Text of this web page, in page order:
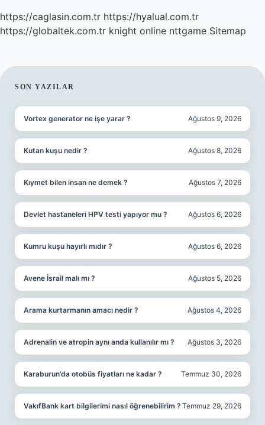
https://caglasin.com.tr https://hyalual.com.tr
https://globaltek.com.tr knight online nttgame Sitemap
SIDEBAR
SON YAZILAR
Vortex generator ne işe yarar ? Ağustos 9, 2026
Kutan kuşu nedir ? Ağustos 8, 2026
Kıymet bilen insan ne demek ? Ağustos 7, 2026
Devlet hastaneleri HPV testi yapıyor mu ? Ağustos 6, 2026
Kumru kuşu hayırlı mıdır ? Ağustos 6, 2026
Avene İsrail malı mı ? Ağustos 5, 2026
Arama kurtarmanın amacı nedir ? Ağustos 4, 2026
Adrenalin ve atropin aynı anda kullanılır mı ? Ağustos 3, 2026
Karaburun’da otobüs fiyatları ne kadar ? Temmuz 30, 2026
VakıfBank kart bilgilerimi nasıl öğrenebilirim ? Temmuz 29, 2026